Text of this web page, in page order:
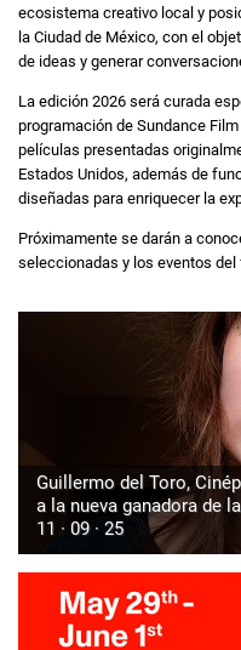
ecosistema creativo local y
la Ciudad de México, con el
de ideas y generar
La edición 2026 será curada
programación de Sundance
películas presentadas
Estados Unidos, además de
diseñadas para enriquecer la
Próximamente se darán a
seleccionadas y los eventos
Guillermo del Toro,
a la nueva ganadora de
11 · 09 · 25